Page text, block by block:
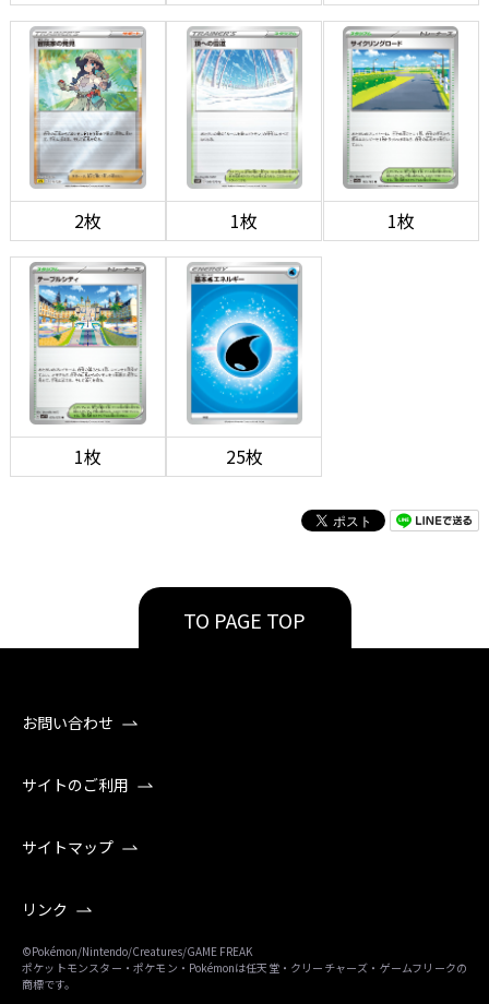
2枚 1枚 1枚
1枚 25枚
TO PAGE TOP
お問い合わせ
サイトのご利用
サイトマップ
リンク
©Pokémon/Nintendo/Creatures/GAME FREAK
ポケットモンスター・ポケモン・Pokémonは任天堂・クリーチャーズ・ゲームフリークの
商標です。